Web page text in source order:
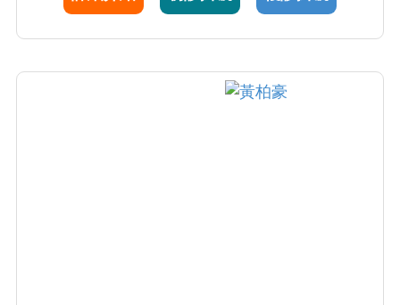
病年鑑、風濕病雜誌等，並因此而參與制定
2015全世界痛風診斷分類準則、2013台灣痛風